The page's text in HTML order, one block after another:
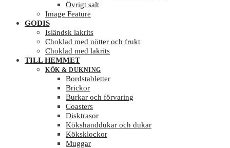
Övrigt salt
Image Feature
GODIS
Isländsk lakrits
Choklad med nötter och frukt
Choklad med lakrits
TILL HEMMET
KÖK & DUKNING
Bordstabletter
Brickor
Burkar och förvaring
Coasters
Disktrasor
Kökshanddukar och dukar
Köksklockor
Muggar